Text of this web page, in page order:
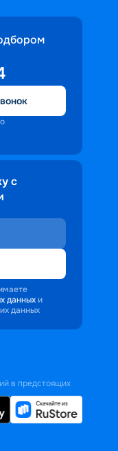
с
данных и
данных
в предстоящих